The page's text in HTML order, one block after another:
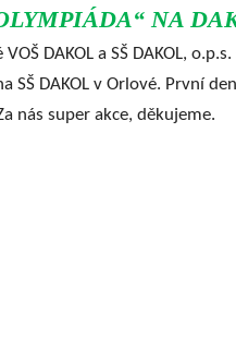
NA
DAKOL a SŠ DAKOL, o.p.s.
DAKOL v Orlové. První
nás super akce, děkujeme.